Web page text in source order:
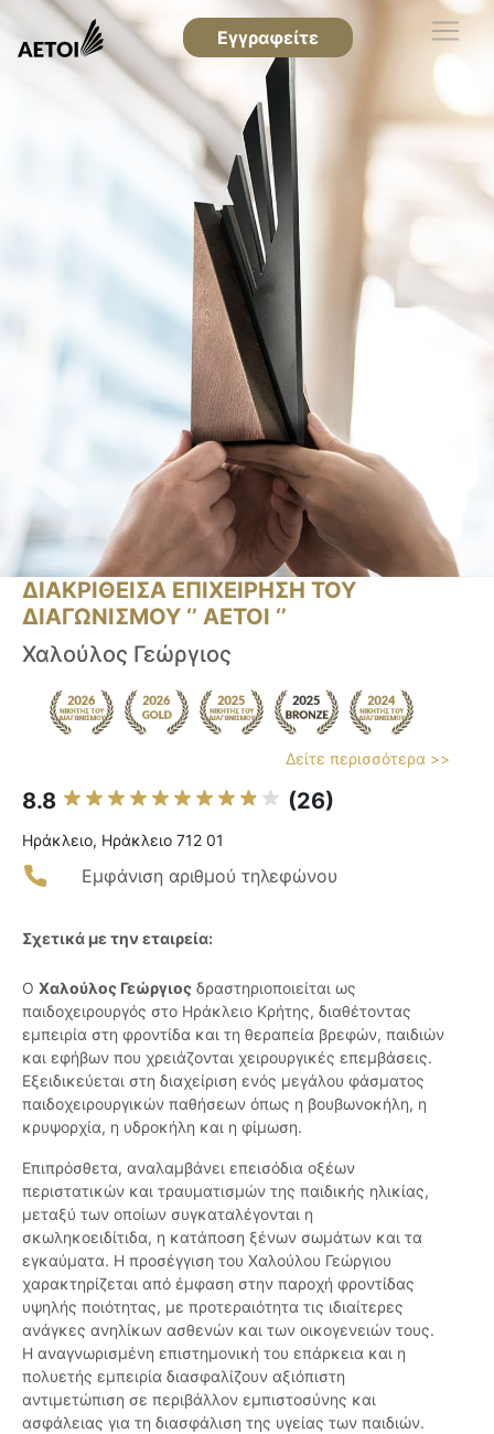
Εγγραφείτε
ΔΙΑΚΡΙΘΕΙΣΑ ΕΠΙΧΕΙΡΗΣΗ ΤΟΥ
ΔΙΑΓΩΝΙΣΜΟΥ ‘’ ΑΕΤΟΙ ‘’
Χαλούλος Γεώργιος
Δείτε περισσότερα >>
8.8 (26)
Ηράκλειο, Ηράκλειο 712 01
Εμφάνιση αριθμού τηλεφώνου
Σχετικά με την εταιρεία:
Ο Χαλούλος Γεώργιος δραστηριοποιείται ως
παιδοχειρουργός στο Ηράκλειο Κρήτης, διαθέτοντας
εμπειρία στη φροντίδα και τη θεραπεία βρεφών, παιδιών
και εφήβων που χρειάζονται χειρουργικές επεμβάσεις.
Εξειδικεύεται στη διαχείριση ενός μεγάλου φάσματος
παιδοχειρουργικών παθήσεων όπως η βουβωνοκήλη, η
κρυψορχία, η υδροκήλη και η φίμωση.
Επιπρόσθετα, αναλαμβάνει επεισόδια οξέων
περιστατικών και τραυματισμών της παιδικής ηλικίας,
μεταξύ των οποίων συγκαταλέγονται η
σκωληκοειδίτιδα, η κατάποση ξένων σωμάτων και τα
εγκαύματα. Η προσέγγιση του Χαλούλου Γεώργιου
χαρακτηρίζεται από έμφαση στην παροχή φροντίδας
υψηλής ποιότητας, με προτεραιότητα τις ιδιαίτερες
ανάγκες ανηλίκων ασθενών και των οικογενειών τους.
Η αναγνωρισμένη επιστημονική του επάρκεια και η
πολυετής εμπειρία διασφαλίζουν αξιόπιστη
αντιμετώπιση σε περιβάλλον εμπιστοσύνης και
ασφάλειας για τη διασφάλιση της υγείας των παιδιών.